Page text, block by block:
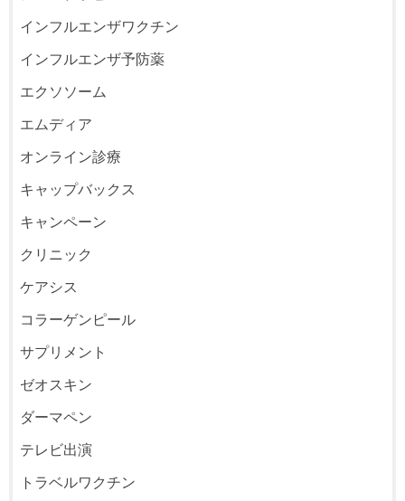
インフルエンザワクチン
インフルエンザ予防薬
エクソソーム
エムディア
オンライン診療
キャップバックス
キャンペーン
クリニック
ケアシス
コラーゲンピール
サプリメント
ゼオスキン
ダーマペン
テレビ出演
トラベルワクチン